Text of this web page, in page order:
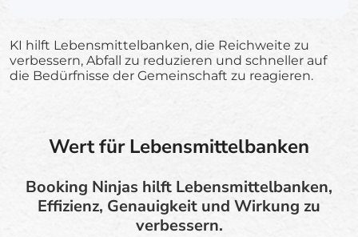
KI hilft Lebensmittelbanken, die Reichweite zu
verbessern, Abfall zu reduzieren und schneller auf
die Bedürfnisse der Gemeinschaft zu reagieren.
Wert für Lebensmittelbanken
Booking Ninjas hilft Lebensmittelbanken,
Effizienz, Genauigkeit und Wirkung zu
verbessern.